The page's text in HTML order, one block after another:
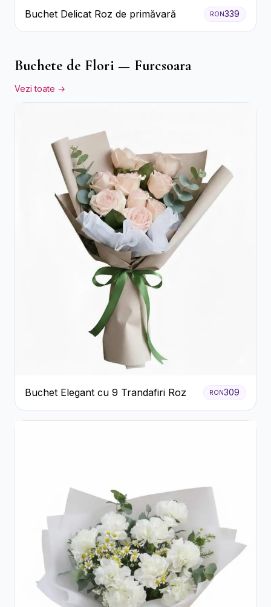
Buchet Delicat Roz de primăvară RON339
Buchete de Flori — Furcsoara
Vezi toate →
Buchet Elegant cu 9 Trandafiri Roz RON309